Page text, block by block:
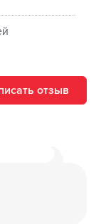
отзыв